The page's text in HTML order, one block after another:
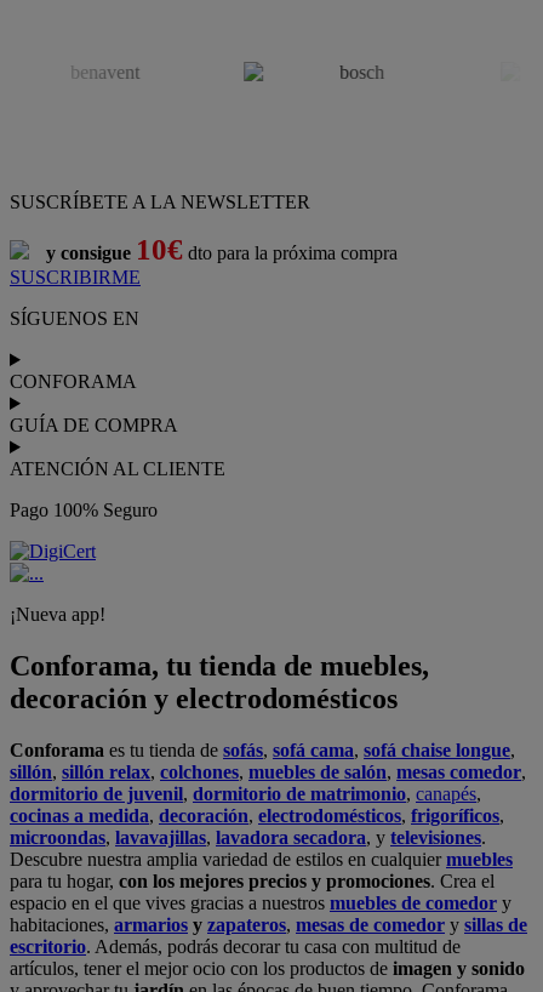
SUSCRÍBETE A LA NEWSLETTER
y consigue 10€ dto para la próxima compra
SUSCRIBIRME
SÍGUENOS EN
CONFORAMA
GUÍA DE COMPRA
ATENCIÓN AL CLIENTE
Pago 100% Seguro
¡Nueva app!
Conforama, tu tienda de muebles,
decoración y electrodomésticos
Conforama es tu tienda de sofás, sofá cama, sofá chaise longue,
sillón, sillón relax, colchones, muebles de salón, mesas comedor,
dormitorio de juvenil, dormitorio de matrimonio, canapés,
cocinas a medida, decoración, electrodomésticos, frigoríficos,
microondas, lavavajillas, lavadora secadora, y televisiones.
Descubre nuestra amplia variedad de estilos en cualquiermuebles
para tu hogar, con los mejores precios y promociones. Crea el
espacio en el que vives gracias a nuestros muebles de comedor y
habitaciones, armarios y zapateros, mesas de comedor y sillas de
escritorio. Además, podrás decorar tu casa con multitud de
artículos, tener el mejor ocio con los productos de imagen y sonido